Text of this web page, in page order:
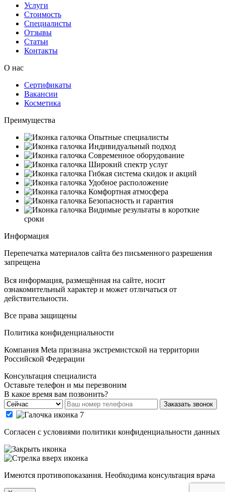
Услуги
Стоимость
Специалисты
Отзывы
Статьи
Контакты
О нас
Сертификаты
Вакансии
Косметика
Преимущества
Опытные специалисты
Индивидуальный подход
Современное оборудование
Широкий спектр услуг
Гибкая система скидок и акций
Удобное расположение
Комфортная атмосфера
Безопасность и гарантия
Видимые результаты в короткие
сроки
Информация
Перепечатка материалов сайта без письменного разрешения
запрещена
Вся информация, размещённая на сайте, носит
ознакомительный характер и может отличаться от
действительности.
Все права защищены
Политика конфиденциальности
Компания Meta признана экстремистской на территории
Российской Федерации
Консультация специалиста
Оставьте телефон и мы перезвоним
В какое время вам позвонить?
Заказать звонок
Cогласен с условиями политики конфиденциальности данных
Имеются противопоказания. Необходима консультация врача